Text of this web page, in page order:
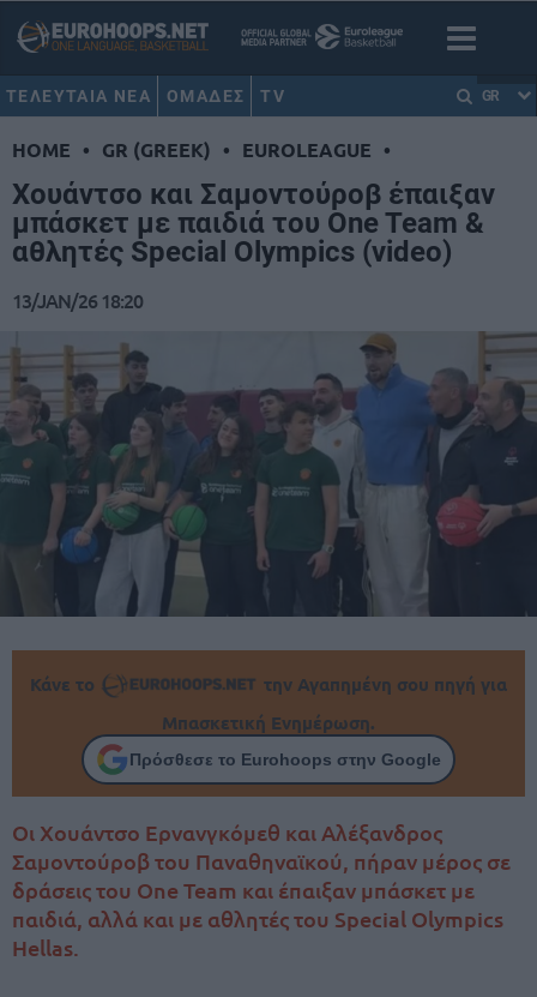
ΤΕΛΕΥΤΑΙΑ ΝΕΑ ΟΜΑΔΕΣ TV GR
HOME • GR (GREEK) • EUROLEAGUE •
Χουάντσο και Σαμοντούροβ έπαιξαν
μπάσκετ με παιδιά του One Team &
αθλητές Special Olympics (video)
13/JAN/26 18:20
Κάνε το
την Αγαπημένη σου πηγή για
Μπασκετική Ενημέρωση.
Πρόσθεσε το Eurohoops στην Google
Οι Χουάντσο Ερνανγκόμεθ και Αλέξανδρος
Σαμοντούροβ του Παναθηναϊκού, πήραν μέρος σε
δράσεις του One Team και έπαιξαν μπάσκετ με
παιδιά, αλλά και με αθλητές του Special Olympics
Hellas.